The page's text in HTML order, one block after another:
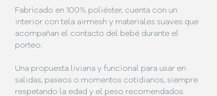
Fabricado en 100% poliéster, cuenta con un
interior con tela airmesh y materiales suaves que
acompañan el contacto del bebé durante el
porteo.
Una propuesta liviana y funcional para usar en
salidas, paseos o momentos cotidianos, siempre
respetando la edad y el peso recomendados.